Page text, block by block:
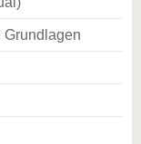
Grundlagen